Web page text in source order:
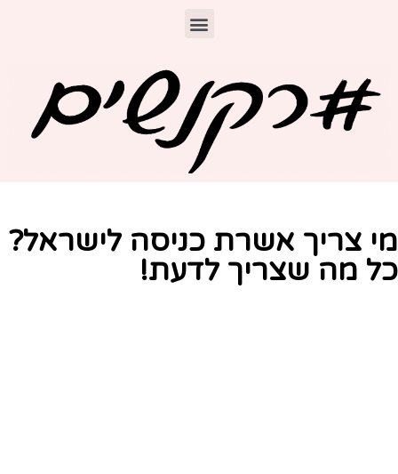
צריך אשרת כניסה לישראל?
מה שצריך לדעת!